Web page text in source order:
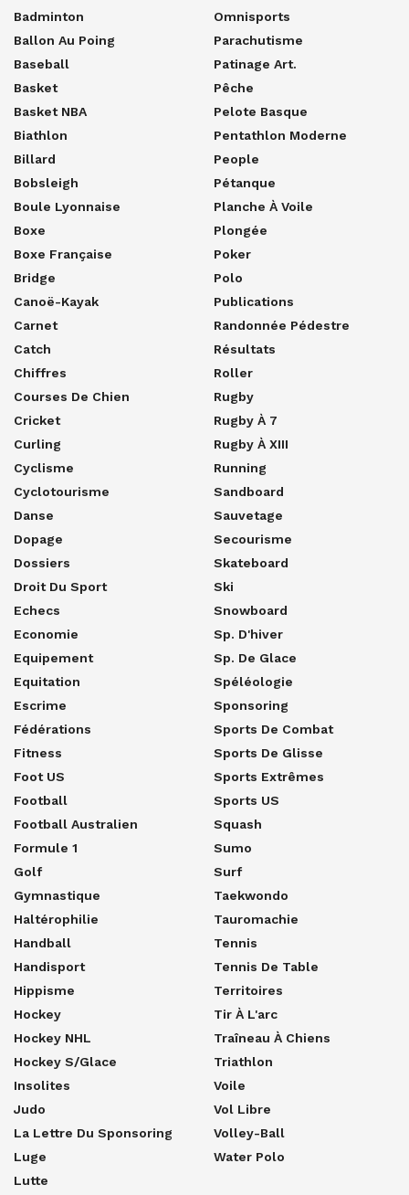
Badminton
Ballon Au Poing
Baseball
Basket
Basket NBA
Biathlon
Billard
Bobsleigh
Boule Lyonnaise
Boxe
Boxe Française
Bridge
Canoë-Kayak
Carnet
Catch
Chiffres
Courses De Chien
Cricket
Curling
Cyclisme
Cyclotourisme
Danse
Dopage
Dossiers
Droit Du Sport
Echecs
Economie
Equipement
Equitation
Escrime
Fédérations
Fitness
Foot US
Football
Football Australien
Formule 1
Golf
Gymnastique
Haltérophilie
Handball
Handisport
Hippisme
Hockey
Hockey NHL
Hockey S/glace
Insolites
Judo
La Lettre Du Sponsoring
Luge
Lutte
Omnisports
Parachutisme
Patinage Art.
Pêche
Pelote Basque
Pentathlon Moderne
People
Pétanque
Planche À Voile
Plongée
Poker
Polo
Publications
Randonnée Pédestre
Résultats
Roller
Rugby
Rugby À 7
Rugby À XIII
Running
Sandboard
Sauvetage
Secourisme
Skateboard
Ski
Snowboard
Sp. D'hiver
Sp. De Glace
Spéléologie
Sponsoring
Sports De Combat
Sports De Glisse
Sports Extrêmes
Sports US
Squash
Sumo
Surf
Taekwondo
Tauromachie
Tennis
Tennis De Table
Territoires
Tir À L'arc
Traîneau À Chiens
Triathlon
Voile
Vol Libre
Volley-Ball
Water Polo